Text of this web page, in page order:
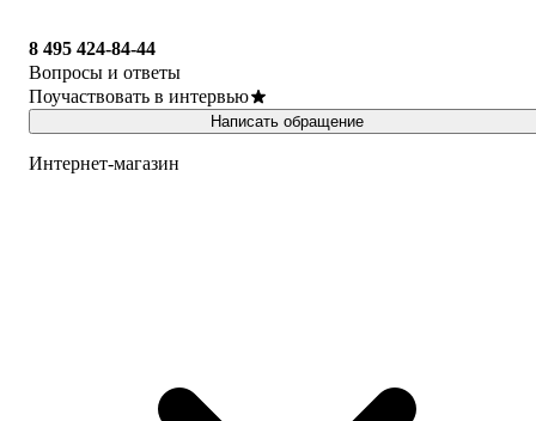
8 495 424-84-44
Вопросы и ответы
Поучаствовать в интервью
Написать обращение
Интернет-магазин